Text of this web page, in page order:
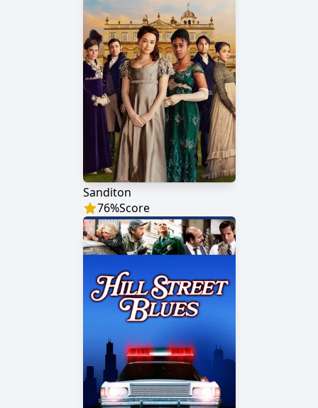
Sanditon
76%Score